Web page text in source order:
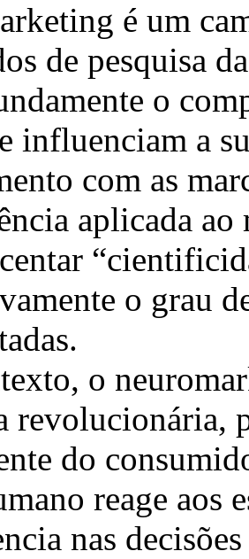
é um
de pesquisa
o
influenciam a
com as
aplicada
o grau
o
revolucionária,
do
reage aos
nas